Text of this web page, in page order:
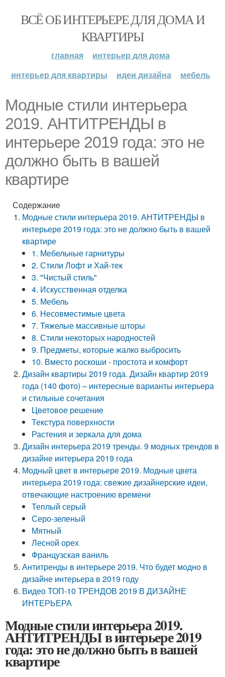
ВСЁ ОБ ИНТЕРЬЕРЕ ДЛЯ ДОМА И
КВАРТИРЫ
главная
интерьер для дома
интерьер для квартиры
идеи дизайна мебель
Модные стили интерьера
2019. АНТИТРЕНДЫ в
интерьере 2019 года: это не
должно быть в вашей
квартире
Содержание
Модные стили интерьера 2019. АНТИТРЕНДЫ в
интерьере 2019 года: это не должно быть в вашей
квартире
1. Мебельные гарнитуры
2. Стили Лофт и Хай-тек
3. "Чистый стиль"
4. Искусственная отделка
5. Мебель
6. Несовместимые цвета
7. Тяжелые массивные шторы
8. Стили некоторых народностей
9. Предметы, которые жалко выбросить
10. Вместо роскоши - простота и комфорт
Дизайн квартиры 2019 года. Дизайн квартир 2019
года (140 фото) – интересные варианты интерьера
и стильные сочетания
Цветовое решение
Текстура поверхности
Растения и зеркала для дома
Дизайн интерьера 2019 тренды. 9 модных трендов в
дизайне интерьера 2019 года
Модный цвет в интерьере 2019. Модные цвета
интерьера 2019 года: свежие дизайнерские идеи,
отвечающие настроению времени
Теплый серый
Серо-зеленый
Мятный
Лесной орех
Французская ваниль
Антитренды в интерьере 2019. Что будет модно в
дизайне интерьера в 2019 году
Видео ТОП-10 ТРЕНДОВ 2019 В ДИЗАЙНЕ
ИНТЕРЬЕРА
Модные стили интерьера 2019.
АНТИТРЕНДЫ в интерьере 2019
года: это не должно быть в вашей
квартире